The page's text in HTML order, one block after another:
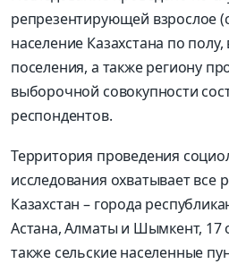
репрезентирующей взрослое
население Казахстана по полу,
поселения, а также региону
выборочной совокупности
респондентов.
Территория проведения
исследования охватывает все
Казахстан – города
Астана, Алматы и Шымкент, 17
также сельские населенные